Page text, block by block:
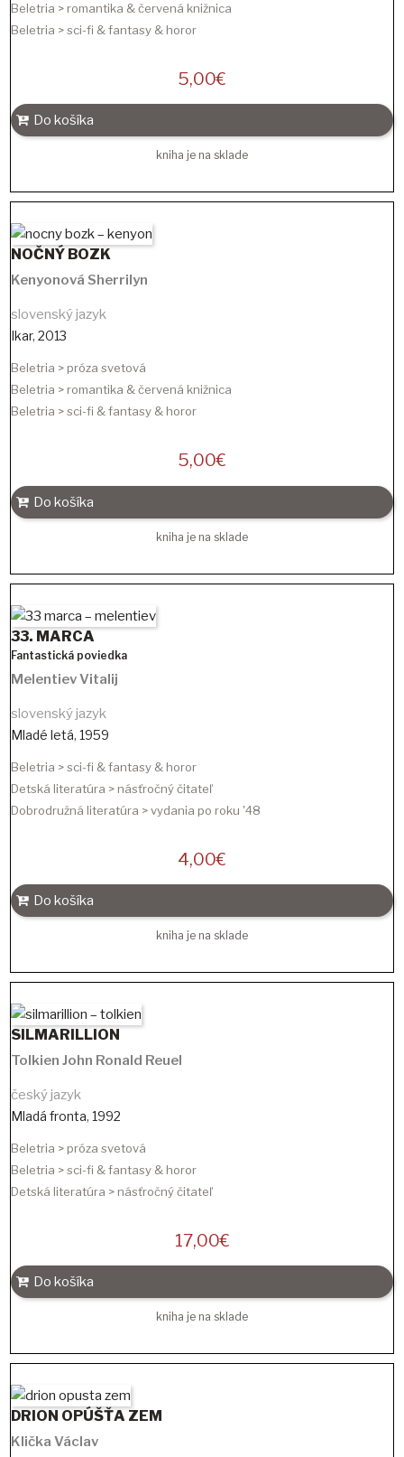
Beletria > romantika & červená knižnica
Beletria > sci-fi & fantasy & horor
5,00€
Do košíka
kniha je na sklade
NOČNÝ BOZK
Kenyonová Sherrilyn
slovenský jazyk
Ikar, 2013
Beletria > próza svetová
Beletria > romantika & červená knižnica
Beletria > sci-fi & fantasy & horor
5,00€
Do košíka
kniha je na sklade
33. MARCA
Fantastická poviedka
Melentiev Vitalij
slovenský jazyk
Mladé letá, 1959
Beletria > sci-fi & fantasy & horor
Detská literatúra > násťročný čitateľ
Dobrodružná literatúra > vydania po roku '48
4,00€
Do košíka
kniha je na sklade
SILMARILLION
Tolkien John Ronald Reuel
český jazyk
Mladá fronta, 1992
Beletria > próza svetová
Beletria > sci-fi & fantasy & horor
Detská literatúra > násťročný čitateľ
17,00€
Do košíka
kniha je na sklade
DRION OPÚŠŤA ZEM
Klička Václav